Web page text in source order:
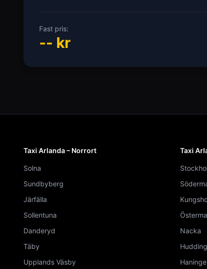
Fast pris:
-- kr
Taxi Arlanda – Norrort
Solna
Sundbyberg
Järfälla
Sollentuna
Danderyd
Täby
Upplands Väsby
Taxi
Nacka
Haninge